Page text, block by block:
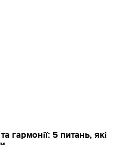
гармонії: 5 питань, які